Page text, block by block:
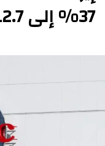
37% إلى 12.7 مليار دولار خلال يناير